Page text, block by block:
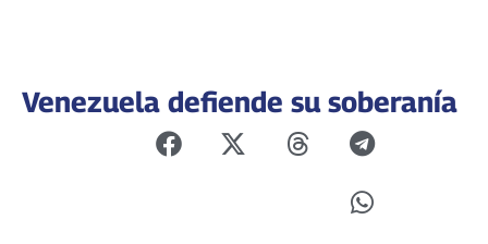
Venezuela defiende su soberanía